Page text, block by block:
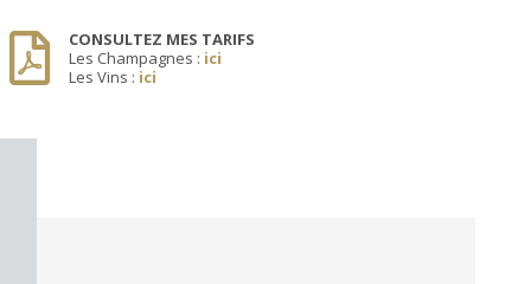
CONSULTEZ MES TARIFS
Les Champagnes : ici
Les Vins : ici